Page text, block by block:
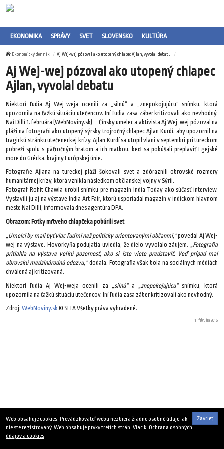
EKONOMIKA SPRÁVY SVET SLOVENSKO KULTÚRA
Ekonomický denník Aj Wej-wej pózoval ako utopený chlapec Ajlan, vyvolal debatu
Aj Wej-wej pózoval ako utopený chlapec
Ajlan, vyvolal debatu
Niektorí ľudia Aj Wej-weja ocenili za „silnú“ a „znepokojujúcu“ snímku, ktorá
upozornila na ťažkú situáciu utečencov. Iní ľudia zasa záber kritizovali ako nevhodný.
Naí Dillí 1. februára (WebNoviny.sk) – Čínsky umelec a aktivista Aj Wej-wej pózoval na
pláži na fotografii ako utopený sýrsky trojročný chlapec Ajlan Kurdí, aby upozornil na
tragickú stránku utečeneckej krízy. Ajlan Kurdí sa utopil vlani v septembri pri tureckom
pobreží spolu s päťročným bratom a ich matkou, keď sa pokúšali preplaviť Egejské
more do Grécka, krajiny Európskej únie.
Fotografie Ajlana na tureckej pláži šokovali svet a zdôraznili obrovské rozmery
humanitárnej krízy, ktorá vznikla následkom občianskej vojny v Sýrii.
Fotograf Rohit Chawla urobil snímku pre magazín India Today ako súčasť interview.
Vystavili ju aj na výstave India Art Fair, ktorú usporiadal magazín v indickom hlavnom
meste Naí Dillí, informovala dnes agentúra DPA.
Obrazom: Fotky mŕtveho chlapčeka pobúrili svet
„Umelci by mali byť viac ľuďmi než politicky orientovanými občanmi,“povedal Aj Wej-
wej na výstave. Hovorkyňa podujatia uviedla, že dielo vyvolalo záujem. „Fotografia
pritiahla na výstave veľkú pozornosť, ako si iste viete predstaviť. Veď prípad mal
obrovskú medzinárodnú odozvu,“dodala. Fotografia však bola na sociálnych médiách
chválená aj kritizovaná.
Niektorí ľudia Aj Wej-weja ocenili za „silnú“a „znepokojujúcu“snímku, ktorá
upozornila na ťažkú situáciu utečencov. Iní ľudia zasa záber kritizovali ako nevhodný.
Zdroj: WebNoviny.sk© SITA Všetky práva vyhradené.
1. februára 2016
Zavrieť
Web obsahuje cookies. Prevádzkovateľ webu nezbiera žiadne osobné údaje, ak
nie ste registrovaný. Web obsahuje prvky tretích strán. Viac k: Ochrana osobných
údajov a cookies